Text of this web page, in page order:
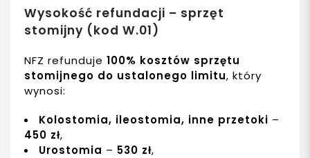
Wysokość refundacji – sprzęt
stomijny (kod W.01)
NFZ refunduje 100% kosztów sprzętu
stomijnego do ustalonego limitu, który
wynosi:
Kolostomia, ileostomia, inne przetoki –
450 zł,
Urostomia – 530 zł,